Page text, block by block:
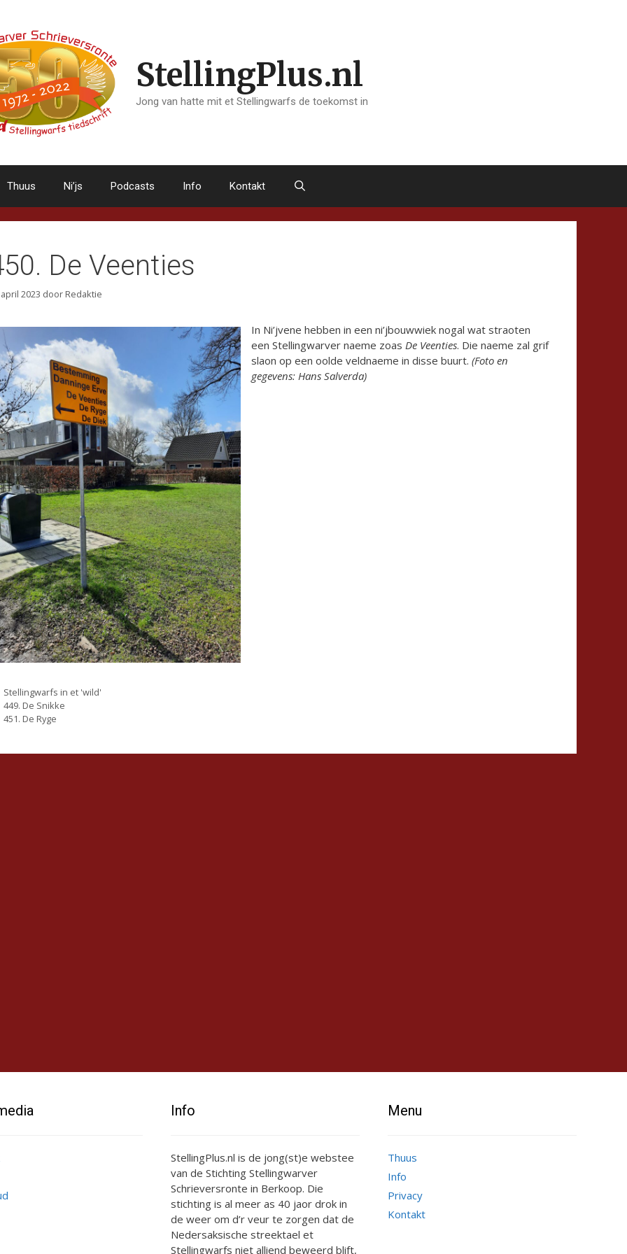
StellingPlus.nl
Jong van hatte mit et Stellingwarfs de toekomst in
Thuus Ni’js Podcasts Info Kontakt
De Veenties
2023 door Redaktie
In Ni’jvene hebben in een ni’jbouwwiek nogal wat straoten
een Stellingwarver naeme zoas De Veenties. Die naeme zal grif
slaon op een oolde veldnaeme in disse buurt. (Foto en
gegevens: Hans Salverda)
Categorieën
Stellingwarfs in et 'wild'
449. De Snikke
451. De Ryge
Info
StellingPlus.nl is de jong(st)e webstee
van de Stichting Stellingwarver
Schrieversronte in Berkoop. Die
stichting is al meer as 40 jaor drok in
de weer om d’r veur te zorgen dat de
Nedersaksische streektael et
Stellingwarfs niet alliend beweerd blift,
Menu
Thuus
Info
Privacy
Kontakt